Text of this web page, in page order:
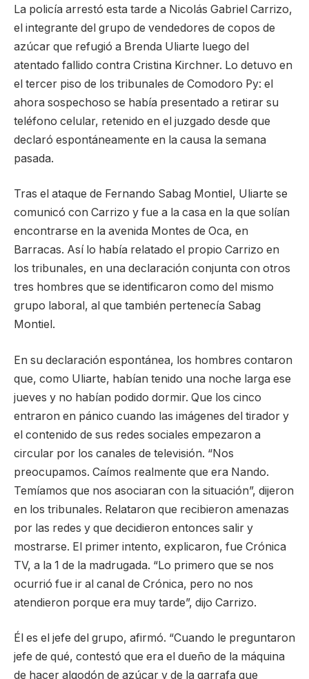
La policía arrestó esta tarde a Nicolás Gabriel Carrizo,
el integrante del grupo de vendedores de copos de
azúcar que refugió a Brenda Uliarte luego del
atentado fallido contra Cristina Kirchner. Lo detuvo en
el tercer piso de los tribunales de Comodoro Py: el
ahora sospechoso se había presentado a retirar su
teléfono celular, retenido en el juzgado desde que
declaró espontáneamente en la causa la semana
pasada.
Tras el ataque de Fernando Sabag Montiel, Uliarte se
comunicó con Carrizo y fue a la casa en la que solían
encontrarse en la avenida Montes de Oca, en
Barracas. Así lo había relatado el propio Carrizo en
los tribunales, en una declaración conjunta con otros
tres hombres que se identificaron como del mismo
grupo laboral, al que también pertenecía Sabag
Montiel.
En su declaración espontánea, los hombres contaron
que, como Uliarte, habían tenido una noche larga ese
jueves y no habían podido dormir. Que los cinco
entraron en pánico cuando las imágenes del tirador y
el contenido de sus redes sociales empezaron a
circular por los canales de televisión. “Nos
preocupamos. Caímos realmente que era Nando.
Temíamos que nos asociaran con la situación”, dijeron
en los tribunales. Relataron que recibieron amenazas
por las redes y que decidieron entonces salir y
mostrarse. El primer intento, explicaron, fue Crónica
TV, a la 1 de la madrugada. “Lo primero que se nos
ocurrió fue ir al canal de Crónica, pero no nos
atendieron porque era muy tarde”, dijo Carrizo.
Él es el jefe del grupo, afirmó. “Cuando le preguntaron
jefe de qué, contestó que era el dueño de la máquina
de hacer algodón de azúcar y de la garrafa que